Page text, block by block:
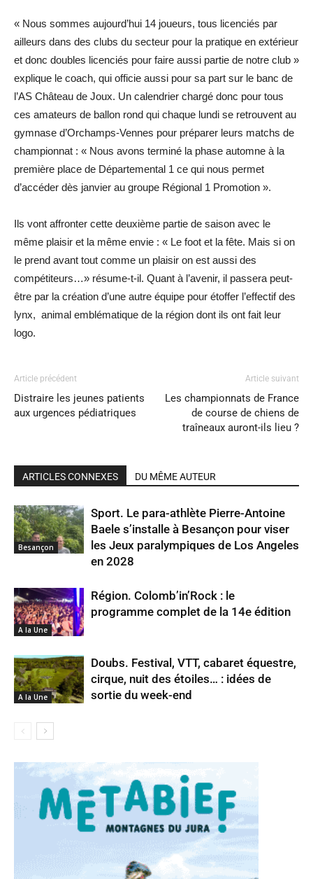
« Nous sommes aujourd’hui 14 joueurs, tous licenciés par
ailleurs dans des clubs du secteur pour la pratique en extérieur
et donc doubles licenciés pour faire aussi partie de notre club »
explique le coach, qui officie aussi pour sa part sur le banc de
l’AS Château de Joux. Un calendrier chargé donc pour tous
ces amateurs de ballon rond qui chaque lundi se retrouvent au
gymnase d’Orchamps-Vennes pour préparer leurs matchs de
championnat : « Nous avons terminé la phase automne à la
première place de Départemental 1 ce qui nous permet
d’accéder dès janvier au groupe Régional 1 Promotion ».
Ils vont affronter cette deuxième partie de saison avec le
même plaisir et la même envie : « Le foot et la fête. Mais si on
le prend avant tout comme un plaisir on est aussi des
compétiteurs…» résume-t-il. Quant à l’avenir, il passera peut-
être par la création d’une autre équipe pour étoffer l’effectif des
lynx, animal emblématique de la région dont ils ont fait leur
logo.
Article précédent
Distraire les jeunes patients
aux urgences pédiatriques
Article suivant
Les championnats de France
de course de chiens de
traîneaux auront-ils lieu ?
ARTICLES CONNEXES DU MÊME AUTEUR
Besançon
Sport. Le para-athlète Pierre-Antoine
Baele s’installe à Besançon pour viser
les Jeux paralympiques de Los Angeles
en 2028
A la Une
Région. Colomb’in’Rock : le
programme complet de la 14e édition
A la Une
Doubs. Festival, VTT, cabaret équestre,
cirque, nuit des étoiles… : idées de
sortie du week-end